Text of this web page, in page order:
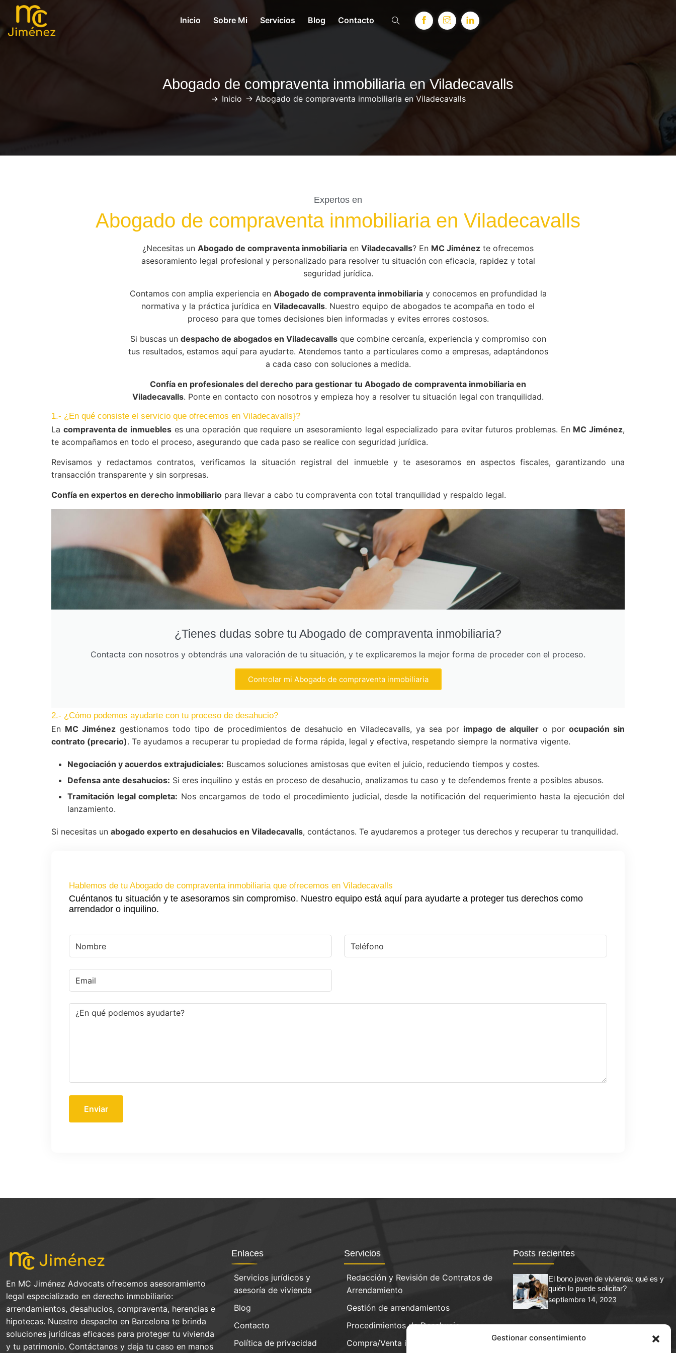
Gestionar consentimiento
Inicio Sobre Mi Servicios Blog Contacto
Abogado de compraventa inmobiliaria en Viladecavalls
-> Inicio -> Abogado de compraventa inmobiliaria en Viladecavalls
Expertos en
Abogado de compraventa inmobiliaria en Viladecavalls
¿Necesitas un Abogado de compraventa inmobiliaria en Viladecavalls? En MC Jiménez te ofrecemos
asesoramiento legal profesional y personalizado para resolver tu situación con eficacia, rapidez y total
seguridad jurídica.
Contamos con amplia experiencia en Abogado de compraventa inmobiliariay conocemos en profundidad la
normativa y la práctica jurídica en Viladecavalls. Nuestro equipo de abogados te acompaña en todo el
proceso para que tomes decisiones bien informadas y evites errores costosos.
Si buscas un despacho de abogados en Viladecavallsque combine cercanía, experiencia y compromiso con
tus resultados, estamos aquí para ayudarte. Atendemos tanto a particulares como a empresas, adaptándonos
a cada caso con soluciones a medida.
Confía en profesionales del derecho para gestionar tu Abogado de compraventa inmobiliaria en
Viladecavalls. Ponte en contacto con nosotros y empieza hoy a resolver tu situación legal con tranquilidad.
1.- ¿En qué consiste el servicio que ofrecemos en Viladecavalls}?
La compraventa de inmuebles es una operación que requiere un asesoramiento legal especializado para evitar futuros problemas. En MC Jiménez,
te acompañamos en todo el proceso, asegurando que cada paso se realice con seguridad jurídica.
Revisamos y redactamos contratos, verificamos la situación registral del inmueble y te asesoramos en aspectos fiscales, garantizando una
transacción transparente y sin sorpresas.
Confía en expertos en derecho inmobiliario para llevar a cabo tu compraventa con total tranquilidad y respaldo legal.
¿Tienes dudas sobre tu Abogado de compraventa inmobiliaria?
Contacta con nosotros y obtendrás una valoración de tu situación, y te explicaremos la mejor forma de proceder con el proceso.
Controlar mi Abogado de compraventa inmobiliaria
2.- ¿Cómo podemos ayudarte con tu proceso de desahucio?
En MC Jiménez gestionamos todo tipo de procedimientos de desahucio en Viladecavalls, ya sea por impago de alquiler o por ocupación sin
contrato (precario). Te ayudamos a recuperar tu propiedad de forma rápida, legal y efectiva, respetando siempre la normativa vigente.
Negociación y acuerdos extrajudiciales: Buscamos soluciones amistosas que eviten el juicio, reduciendo tiempos y costes.
Defensa ante desahucios: Si eres inquilino y estás en proceso de desahucio, analizamos tu caso y te defendemos frente a posibles abusos.
Tramitación legal completa: Nos encargamos de todo el procedimiento judicial, desde la notificación del requerimiento hasta la ejecución del
lanzamiento.
Si necesitas un abogado experto en desahucios en Viladecavalls, contáctanos. Te ayudaremos a proteger tus derechos y recuperar tu tranquilidad.
Hablemos de tu Abogado de compraventa inmobiliaria que ofrecemos en Viladecavalls
Cuéntanos tu situación y te asesoramos sin compromiso. Nuestro equipo está aquí para ayudarte a proteger tus derechos como
arrendador o inquilino.
Enviar
En MC Jiménez Advocats ofrecemos asesoramiento
legal especializado en derecho inmobiliario:
arrendamientos, desahucios, compraventa, herencias e
hipotecas. Nuestro despacho en Barcelona te brinda
soluciones jurídicas eficaces para proteger tu vivienda
y tu patrimonio. Contáctanos y deja tu caso en manos
Enlaces
Servicios jurídicos y
asesoría de vivienda
Blog
Contacto
Política de privacidad
Servicios
Redacción y Revisión de Contratos de
Arrendamiento
Gestión de arrendamientos
Procedimientos de Desahucio
Compra/Venta inmobiliaria
Posts recientes
El bono joven de vivienda: qué es y
quién lo puede solicitar?
septiembre 14, 2023
Extinción de condominio y División de la